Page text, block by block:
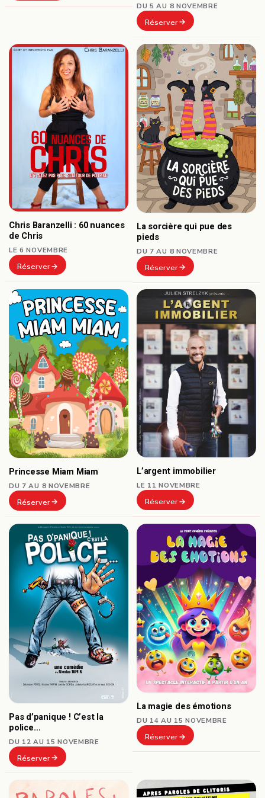
DU 5 AU 8 NOVEMBRE
Réserver
Chris Baranzelli : 60 nuances
de Chris
LE 6 NOVEMBRE
Réserver
La sorcière qui pue des
pieds
DU 7 AU 8 NOVEMBRE
Réserver
Princesse Miam Miam
DU 7 AU 8 NOVEMBRE
Réserver
L’argent immobilier
LE 11 NOVEMBRE
Réserver
Pas d’panique ! C’est la
police…
DU 12 AU 15 NOVEMBRE
Réserver
La magie des émotions
DU 14 AU 15 NOVEMBRE
Réserver